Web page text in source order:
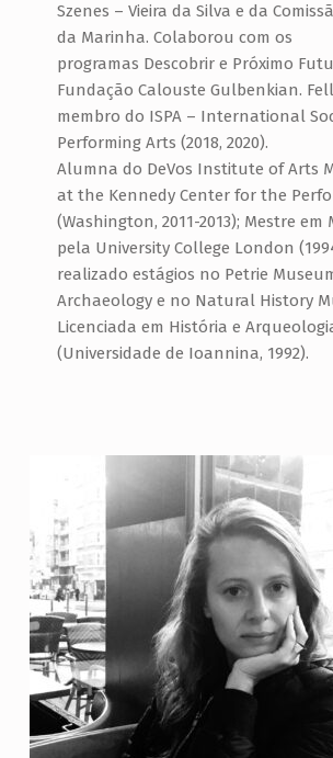
Szenes – Vieira da Silva e da
da Marinha. Colaborou com os
programas Descobrir e Próximo
Fundação Calouste Gulbenkian.
membro do ISPA – International
Performing Arts (2018, 2020).
Alumna do DeVos Institute of Arts
at the Kennedy Center for the
(Washington, 2011-2013); Mestre em
pela University College London
realizado estágios no Petrie
Archaeology e no Natural History
Licenciada em História e
(Universidade de Ioannina, 1992).